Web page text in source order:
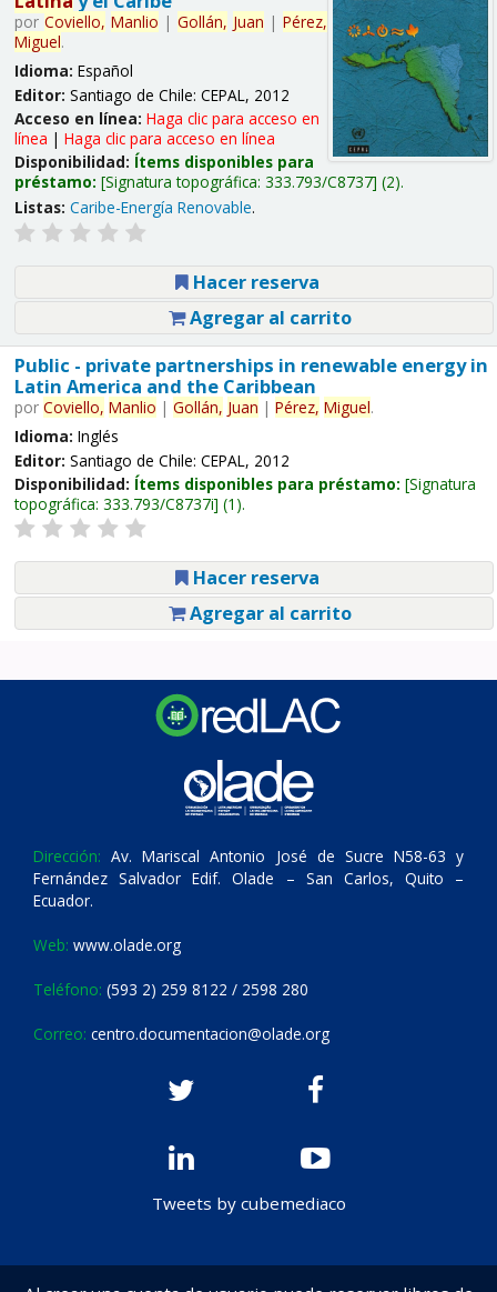
por Coviello, Manlio | Gollán, Juan | Pérez,
Miguel.
Idioma: Español
Editor: Santiago de Chile: CEPAL, 2012
Acceso en línea: Haga clic para acceso en
línea | Haga clic para acceso en línea
Disponibilidad: Ítems disponibles para
préstamo: Signatura topográfica: 333.793/C8737 (2).
Listas: Caribe-Energía Renovable.
Hacer reserva
Agregar al carrito
Public - private partnerships in renewable energy in
Latin America and the Caribbean
por Coviello, Manlio | Gollán, Juan | Pérez, Miguel.
Idioma: Inglés
Editor: Santiago de Chile: CEPAL, 2012
Disponibilidad: Ítems disponibles para préstamo: Signatura
topográfica: 333.793/C8737i (1).
Hacer reserva
Agregar al carrito
Dirección: Av. Mariscal Antonio José de Sucre N58-63 y
Fernández Salvador Edif. Olade – San Carlos, Quito –
Ecuador.
Web: www.olade.org
Teléfono: (593 2) 259 8122 / 2598 280
Correo: centro.documentacion@olade.org
Tweets by cubemediaco